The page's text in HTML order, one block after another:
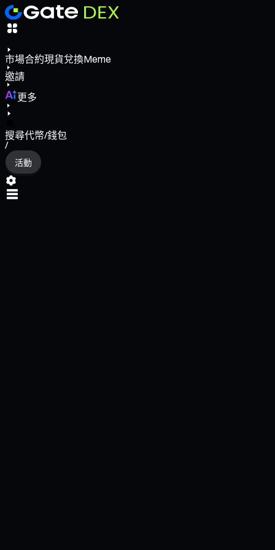
市場合約現貨兌換Meme
邀請
更多
搜尋代幣/錢包
/
活動